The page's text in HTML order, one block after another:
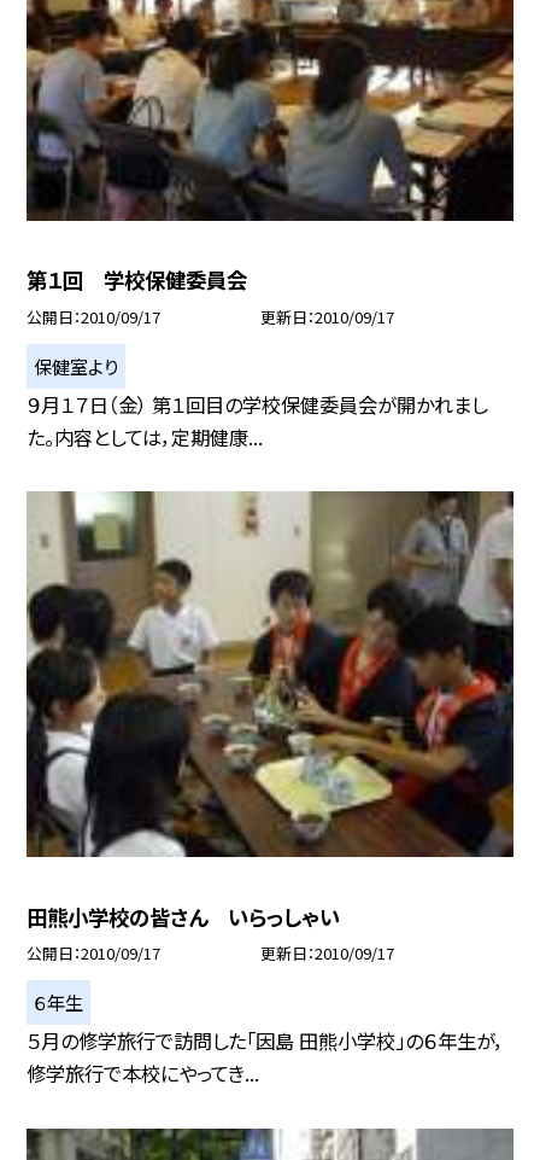
第１回 学校保健委員会
公開日 2010/09/17 更新日 2010/09/17
保健室より
９月１７日（金） 第１回目の学校保健委員会が開かれまし
た。内容としては，定期健康...
田熊小学校の皆さん いらっしゃい
公開日 2010/09/17 更新日 2010/09/17
６年生
５月の修学旅行で訪問した「因島 田熊小学校」の６年生が，
修学旅行で本校にやってき...